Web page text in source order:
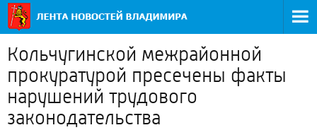
Кольчугинской межрайонной
прокуратурой пресечены факты
нарушений трудового
законодательства